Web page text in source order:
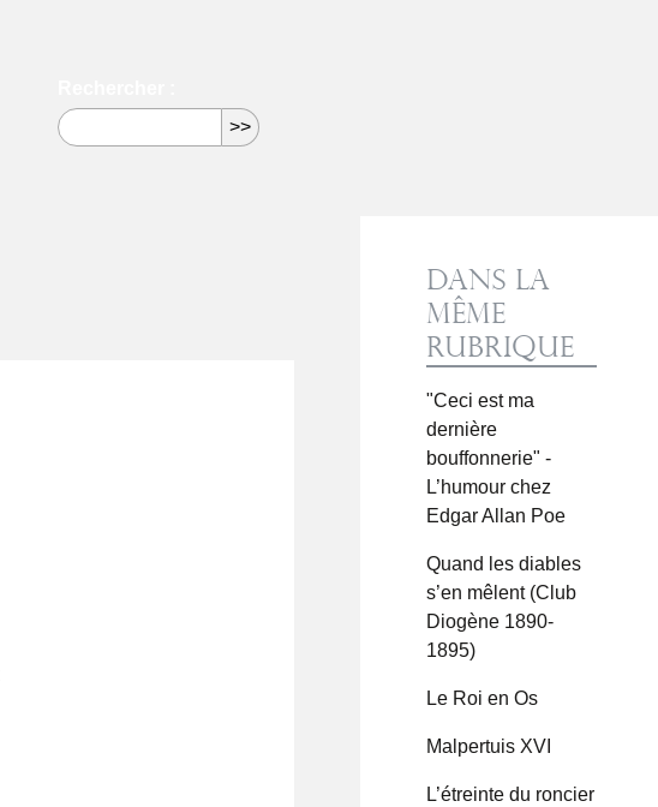
Dans la
même
rubrique
"Ceci est ma
dernière
bouffonnerie" -
L’humour chez
Edgar Allan Poe
Quand les diables
s’en mêlent (Club
Diogène 1890-
1895)
Le Roi en Os
Malpertuis XVI
L’étreinte du roncier